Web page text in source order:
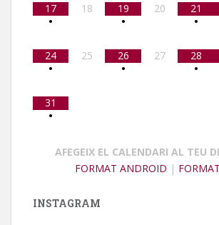
17
•
18
19
•
20
21
•
24
•
25
26
•
27
28
•
31
•
AFEGEIX EL CALENDARI AL TEU
FORMAT ANDROID |
INSTAGRAM